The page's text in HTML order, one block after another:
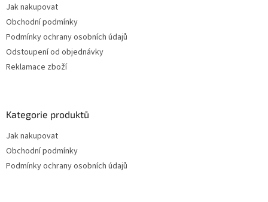
Jak nakupovat
Obchodní podmínky
Podmínky ochrany osobních údajů
Odstoupení od objednávky
Reklamace zboží
Kategorie produktů
Jak nakupovat
Obchodní podmínky
Podmínky ochrany osobních údajů